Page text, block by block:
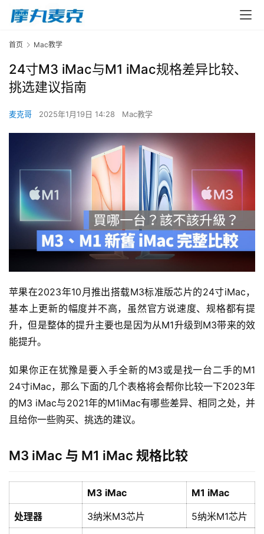
首页 Mac教学
24寸M3 iMac与M1 iMac规格差异比较、
挑选建议指南
麦克哥 2025年1月19日 14:28 Mac教学
苹果在2023年10月推出搭载M3标准版芯片的24寸iMac，
基本上更新的幅度并不高，虽然官方说速度、规格都有提
升，但是整体的提升主要也是因为从M1升级到M3带来的效
能提升。
如果你正在犹豫是要入手全新的M3或是找一台二手的M1
24寸iMac，那么下面的几个表格将会帮你比较一下2023年
的M3 iMac与2021年的M1iMac有哪些差异、相同之处，并
且给你一些购买、挑选的建议。
M3 iMac 与 M1 iMac 规格比较
M3 iMac
M1 iMac
处理器
3纳米M3芯片 5纳米M1芯片